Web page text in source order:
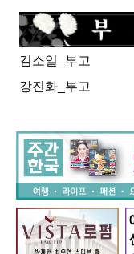
김소일_부고
강진화_부고